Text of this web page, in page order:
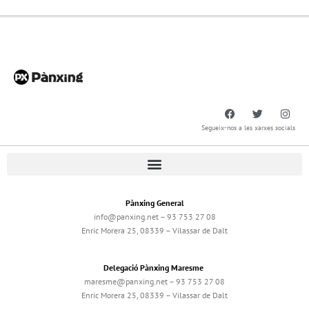
Segueix-nos a les xarxes socials
Pànxing General
info@panxing.net – 93 753 27 08
Enric Morera 25, 08339 – Vilassar de Dalt
Delegació Pànxing Maresme
maresme@panxing.net – 93 753 27 08
Enric Morera 25, 08339 – Vilassar de Dalt